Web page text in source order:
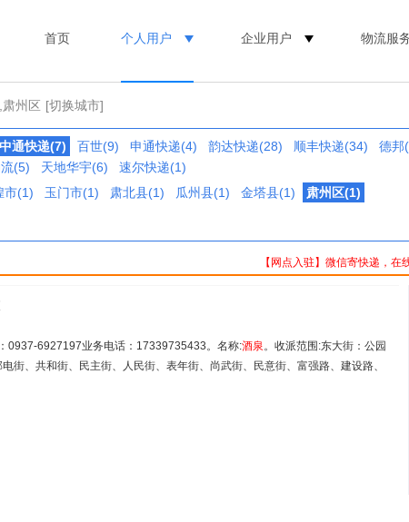
首页 个人用户 企业用户 物流服
州区 [切换城市]
中通快递(7) 百世(9) 申通快递(4) 韵达快递(28) 顺丰快递(34) 德邦
(5) 天地华宇(6)
速尔快递(1)
市(1) 玉门市(1) 肃北县(1) 瓜州县(1) 金塔县(1)
肃州区(1)
【网点入驻】微信寄快递，
0937-6927197业务电话：17339735433。名称:酒泉。收派范围:东大街：公园
街、共和街、民主街、人民街、表年街、尚武街、民意街、富强路、建设路、